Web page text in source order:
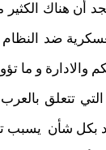
أن هناك الكثير
ضد
والادارة و ما
تتعلق
بكل شأن يسبب